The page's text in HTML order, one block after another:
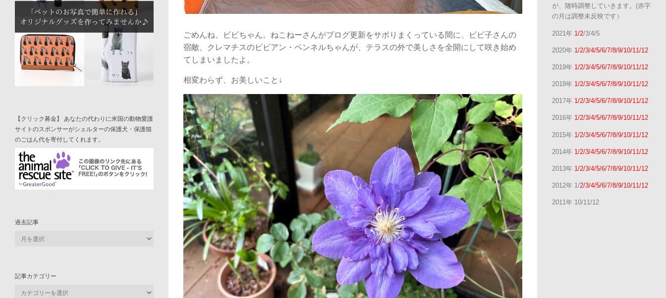
ごめんね、ビビちゃん。ねこねーさんがブログ更新をサボりまくっている間に、ビビ子さんの
宿敵、クレマチスのビビアン・ペンネルちゃんが、テラスの外で美しさを全開にして咲き始め
てしまいましたよ。
相変わらず、お美しいこと↓
【クリック募金】 あなたの代わりに米国の動物愛護
サイトのスポンサーがシェルターの保護犬・保護猫
のごはん代を寄付してくれます。
過去記事
記事カテゴリー
が、随時調整していきます。(赤字
の月は調整未反映です）
2021年 1/2/3/4/5
2020年 1/2/3/4/5/6/7/8/9/10/11/12
2019年 1/2/3/4/5/6/7/8/9/10/11/12
2018年 1/2/3/4/5/6/7/8/9/10/11/12
2017年 1/2/3/4/5/6/7/8/9/10/11/12
2016年 1/2/3/4/5/6/7/8/9/10/11/12
2015年 1/2/3/4/5/6/7/8/9/10/11/12
2014年 1/2/3/4/5/6/7/8/9/10/11/12
2013年 1/2/3/4/5/6/7/8/9/10/11/12
2012年 1/2/3/4/5/6/7/8/9/10/11/12
2011年 10/11/12